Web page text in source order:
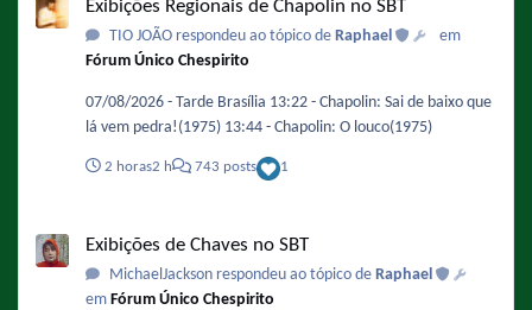
Exibições Regionais de Chapolin no SBT
TIO JOÃO respondeu ao tópico de Raphael
em
Fórum Único Chespirito
07/08/2026 - Tarde Brasília 13:22 - Chapolin: Sai de baixo que
lá vem pedra!(1975) 13:44 - Chapolin: O louco(1975)
2 horas2 h 743 posts 1
Exibições de Chaves no SBT
MichaelJackson respondeu ao tópico de Raphael
em Fórum Único Chespirito